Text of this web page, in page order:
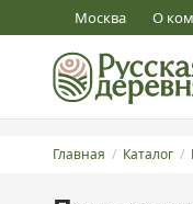
Москва О
Главная Каталог